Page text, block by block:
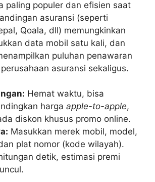
paling populer dan efisien saat
asuransi (seperti
Qoala, dll) memungkinkan
data mobil satu kali, dan
puluhan penawaran
asuransi sekaligus.
Hemat waktu, bisa
harga apple-to-apple,
diskon khusus promo online.
Masukkan merek mobil, model,
plat nomor (kode wilayah).
detik, estimasi premi